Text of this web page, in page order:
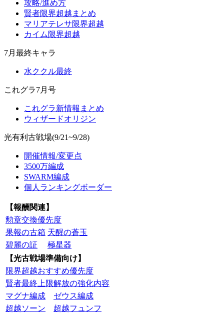
攻略/進め方
賢者限界超越まとめ
マリアテレサ限界超越
カイム限界超越
7月最終キャラ
水ククル最終
これグラ7月号
これグラ新情報まとめ
ウィザードオリジン
光有利古戦場(9/21~9/28)
開催情報/変更点
3500万編成
SWARM編成
個人ランキングボーダー
【報酬関連】
勲章交換優先度
果報の古箱 天醒の蒼玉
碧麗の証
極星器
【光古戦場準備向け】
限界超越おすすめ優先度
賢者最終上限解放の強化内容
マグナ編成
ゼウス編成
超越ソーン
超越フュンフ